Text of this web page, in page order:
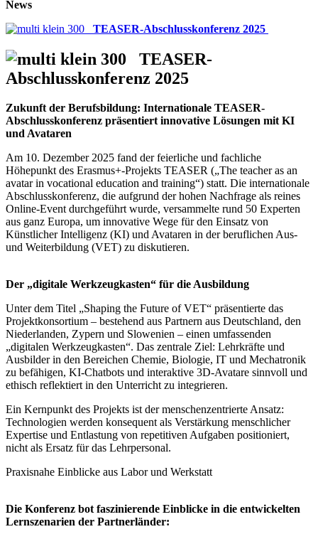
News
TEASER-Abschlusskonferenz 2025
TEASER-
Abschlusskonferenz 2025
Zukunft der Berufsbildung: Internationale TEASER-
Abschlusskonferenz präsentiert innovative Lösungen mit KI
und Avataren
Am 10. Dezember 2025 fand der feierliche und fachliche
Höhepunkt des Erasmus+-Projekts TEASER („The teacher as an
avatar in vocational education and training“) statt. Die internationale
Abschlusskonferenz, die aufgrund der hohen Nachfrage als reines
Online-Event durchgeführt wurde, versammelte rund 50 Experten
aus ganz Europa, um innovative Wege für den Einsatz von
Künstlicher Intelligenz (KI) und Avataren in der beruflichen Aus-
und Weiterbildung (VET) zu diskutieren.
Der „digitale Werkzeugkasten“ für die Ausbildung
Unter dem Titel „Shaping the Future of VET“ präsentierte das
Projektkonsortium – bestehend aus Partnern aus Deutschland, den
Niederlanden, Zypern und Slowenien – einen umfassenden
„digitalen Werkzeugkasten“. Das zentrale Ziel: Lehrkräfte und
Ausbilder in den Bereichen Chemie, Biologie, IT und Mechatronik
zu befähigen, KI-Chatbots und interaktive 3D-Avatare sinnvoll und
ethisch reflektiert in den Unterricht zu integrieren.
Ein Kernpunkt des Projekts ist der menschenzentrierte Ansatz:
Technologien werden konsequent als Verstärkung menschlicher
Expertise und Entlastung von repetitiven Aufgaben positioniert,
nicht als Ersatz für das Lehrpersonal.
Praxisnahe Einblicke aus Labor und Werkstatt
Die Konferenz bot faszinierende Einblicke in die entwickelten
Lernszenarien der Partnerländer: